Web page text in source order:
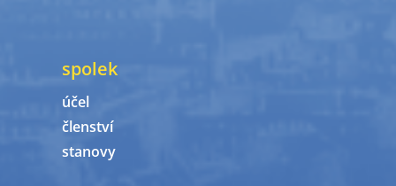
spolek
účel
členství
stanovy